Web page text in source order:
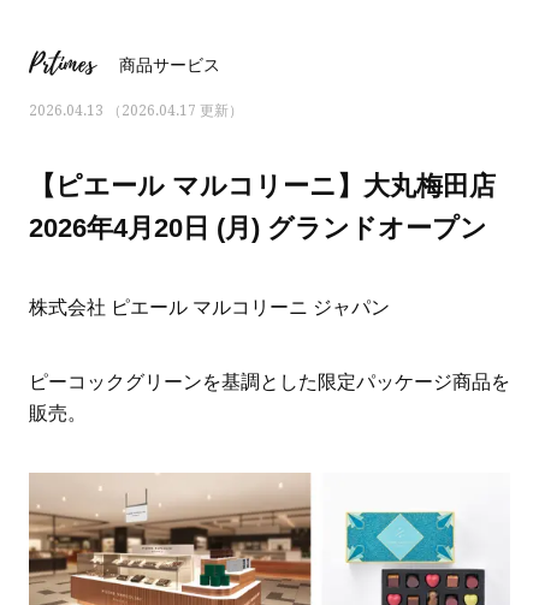
ママとパパに贈る「ジェンダーレ
ス学」
Prtimes 商品サービス
2026.04.13 （2026.04.17 更新）
【ピエール マルコリーニ】大丸梅田店
2026年4月20日 (月) グランドオープン
株式会社 ピエール マルコリーニ ジャパン
ピーコックグリーンを基調とした限定パッケージ商品を
販売。